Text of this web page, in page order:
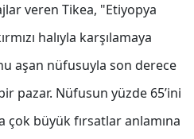
veren Tikea, "Etiyopya
halıyla karşılamaya
aşan nüfusuyla son derece
pazar. Nüfusun yüzde 65’ini
büyük fırsatlar anlamına